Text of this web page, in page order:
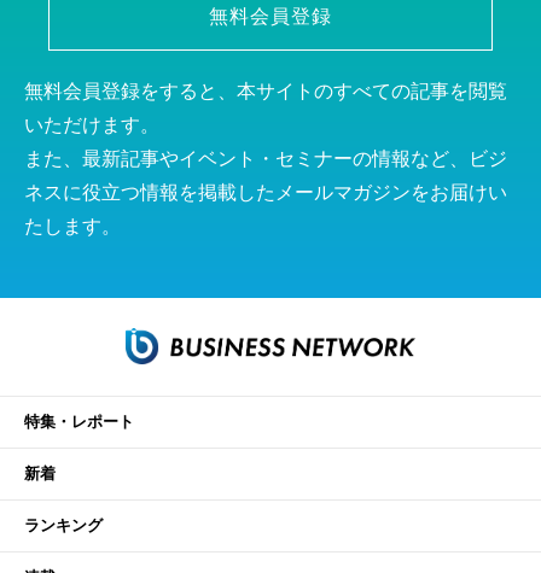
無料会員登録
無料会員登録をすると、本サイトのすべての記事を閲覧
いただけます。
また、最新記事やイベント・セミナーの情報など、ビジ
ネスに役立つ情報を掲載したメールマガジンをお届けい
たします。
特集・レポート
新着
ランキング